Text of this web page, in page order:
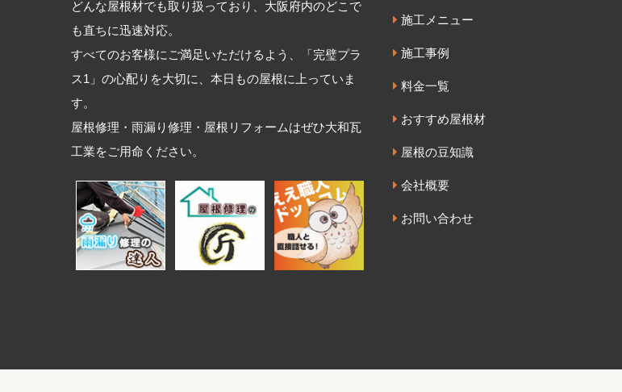
どんな屋根材でも取り扱っており、大阪府内のどこで
も直ちに迅速対応。
すべてのお客様にご満足いただけるよう、「完璧プラ
ス1」の心配りを大切に、本日もの屋根に上っていま
す。
屋根修理・雨漏り修理・屋根リフォームはぜひ大和瓦
工業をご用命ください。
施工メニュー
施工事例
料金一覧
おすすめ屋根材
屋根の豆知識
会社概要
お問い合わせ